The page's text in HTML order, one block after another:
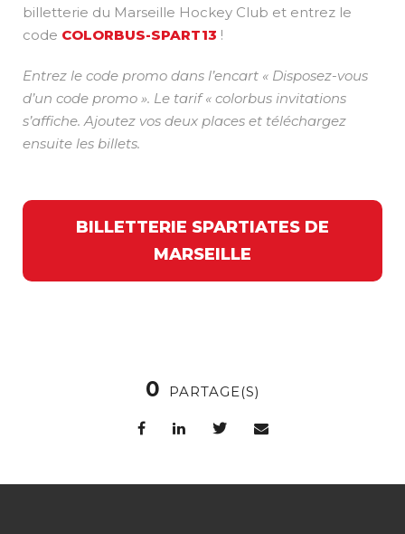
billetterie du Marseille Hockey Club et entrez le
code COLORBUS-SPART13 !
Entrez le code promo dans l’encart « Disposez-vous
d’un code promo ». Le tarif « colorbus invitations
s’affiche. Ajoutez vos deux places et téléchargez
ensuite les billets.
BILLETTERIE SPARTIATES DE
MARSEILLE
0 PARTAGE(S)